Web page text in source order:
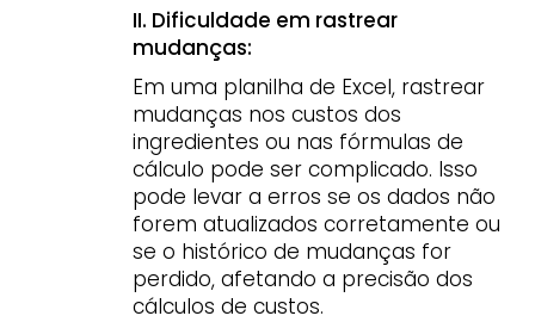
II. Dificuldade em rastrear
mudanças:
Em uma planilha de Excel, rastrear
mudanças nos custos dos
ingredientes ou nas fórmulas de
cálculo pode ser complicado. Isso
pode levar a erros se os dados não
forem atualizados corretamente ou
se o histórico de mudanças for
perdido, afetando a precisão dos
cálculos de custos.